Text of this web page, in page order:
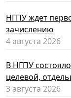
НГПУ ждет
зачислению
4 августа 2026
В НГПУ
целевой,
3 августа 2026